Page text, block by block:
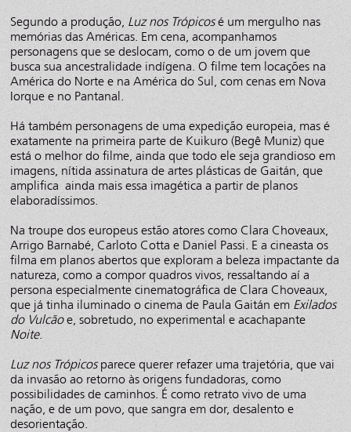
Segundo a produção, Luz nos Trópicosé um mergulho nas
memórias das Américas. Em cena, acompanhamos
personagens que se deslocam, como o de um jovem que
busca sua ancestralidade indígena. O filme tem locações na
América do Norte e na América do Sul, com cenas em Nova
Iorque e no Pantanal.
Há também personagens de uma expedição europeia, mas é
exatamente na primeira parte de Kuikuro (Begê Muniz) que
está o melhor do filme, ainda que todo ele seja grandioso em
imagens, nítida assinatura de artes plásticas de Gaitán, que
amplifica ainda mais essa imagética a partir de planos
elaboradíssimos.
Na troupe dos europeus estão atores como Clara Choveaux,
Arrigo Barnabé, Carloto Cotta e Daniel Passi. E a cineasta os
filma em planos abertos que exploram a beleza impactante da
natureza, como a compor quadros vivos, ressaltando aí a
persona especialmente cinematográfica de Clara Choveaux,
que já tinha iluminado o cinema de Paula Gaitán em Exilados
do Vulcãoe, sobretudo, no experimental e acachapante
Noite.
Luz nos Trópicosparece querer refazer uma trajetória, que vai
da invasão ao retorno às origens fundadoras, como
possibilidades de caminhos. É como retrato vivo de uma
nação, e de um povo, que sangra em dor, desalento e
desorientação.